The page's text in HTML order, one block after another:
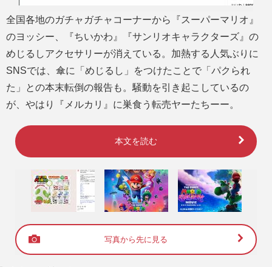
全国各地のガチャガチャコーナーから『スーパーマリオ』
のヨッシー、『ちいかわ』『サンリオキャラクターズ』の
めじるしアクセサリーが消えている。加熱する人気ぶりに
SNSでは、傘に「めじるし」をつけたことで「パクられ
た」との本末転倒の報告も。騒動を引き起こしているの
が、やはり『メルカリ』に巣食う転売ヤーたちーー。
本文を読む
写真から先に見る